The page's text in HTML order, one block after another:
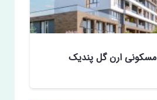
ارن‌‌ گل پندیک